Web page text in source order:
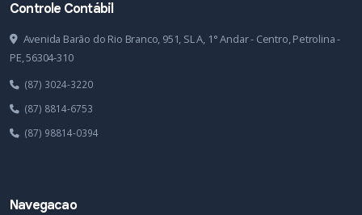
Controle Contábil
Avenida Barão do Rio Branco, 951, SL A, 1° Andar - Centro, Petrolina -
PE, 56304-310
(87) 3024-3220
(87) 8814-6753
(87) 98814-0394
Navegacao